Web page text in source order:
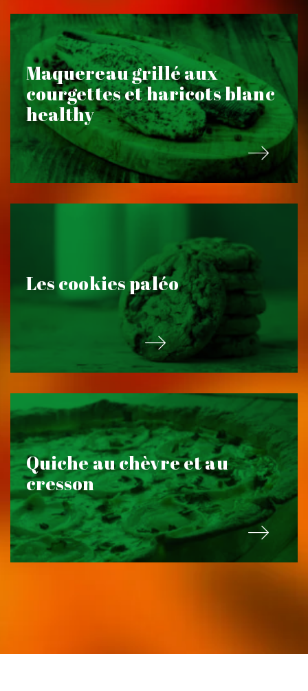
Maquereau grillé aux
courgettes et haricots blanc
healthy
Les cookies paléo
Quiche au chèvre et au
cresson